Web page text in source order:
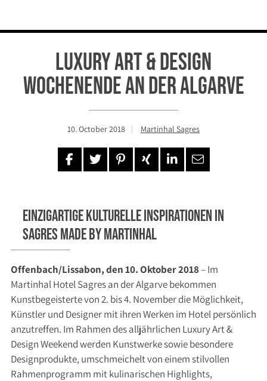
Luxury Art & Design
Wochenende an der Algarve
10. October 2018 Martinhal Sagres
Einzigartige kulturelle Inspirationen in
Sagres made by Martinhal
Offenbach/Lissabon, den 10. Oktober 2018– Im
Martinhal Hotel Sagres an der Algarve bekommen
Kunstbegeisterte von 2. bis 4. November die Möglichkeit,
Künstler und Designer mit ihren Werken im Hotel persönlich
anzutreffen. Im Rahmen des alljährlichen Luxury Art &
Design Weekend werden Kunstwerke sowie besondere
Designprodukte, umschmeichelt von einem stilvollen
Rahmenprogramm mit kulinarischen Highlights,